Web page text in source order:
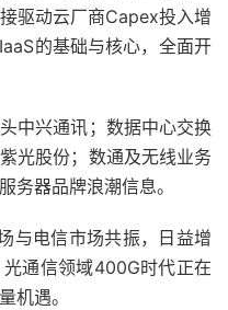
驱动云厂商Capex投入增
的基础与核心，全面开
中兴通讯；数据中心交换
光股份；数通及无线业务
务器品牌浪潮信息。
与电信市场共振，日益增
通信领域400G时代正在
机遇。